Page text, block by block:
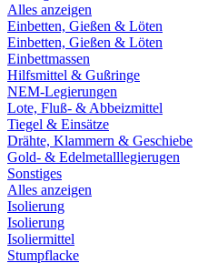
Alles anzeigen
Einbetten, Gießen & Löten
Einbetten, Gießen & Löten
Einbettmassen
Hilfsmittel & Gußringe
NEM-Legierungen
Lote, Fluß- & Abbeizmittel
Tiegel & Einsätze
Drähte, Klammern & Geschiebe
Gold- & Edelmetalllegierugen
Sonstiges
Alles anzeigen
Isolierung
Isolierung
Isoliermittel
Stumpflacke